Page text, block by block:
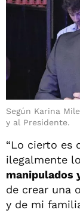
Según Karina
y al Presidente.
“Lo cierto es
ilegalmente
manipulados
de crear una
y de mi